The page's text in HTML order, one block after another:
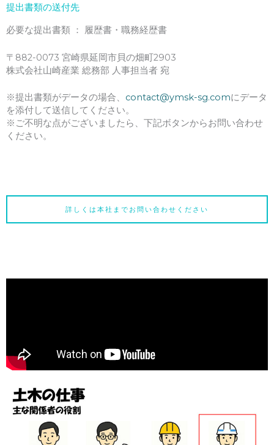
提出書類の送付先
必要な提出書類 ： 履歴書・職務経歴書
〒882-0073 宮崎県延岡市貝の畑町2903
株式会社山崎産業 総務部 人事担当者 宛
※提出書類がデータの場合、 contact@ymsk-sg.comにデータ
を添付して送信してください。
※ご不明な点がございましたら、下記ボタンからお問い合わせ
ください。
詳しくは本社までお問い合わせください